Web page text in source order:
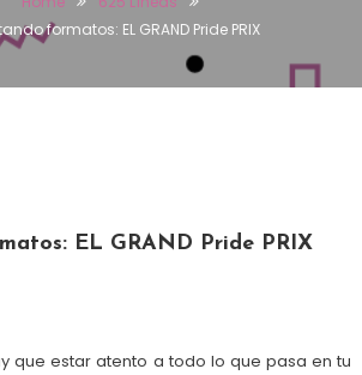
formatos: EL GRAND Pride PRIX
EL GRAND Pride PRIX
que estar atento a todo lo que pasa en tu